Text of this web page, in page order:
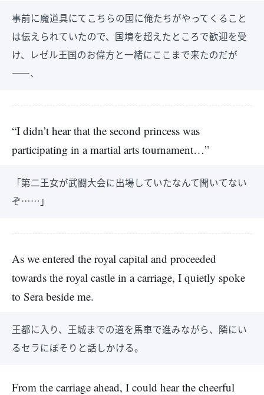
事前に魔道具にてこちらの国に俺たちがやってくること
は伝えられていたので、国境を超えたところで歓迎を受
け、レゼル王国のお偉方と一緒にここまで来たのだが
――、
“I didn’t hear that the second princess was
participating in a martial arts tournament…”
「第二王女が武闘大会に出場していたなんて聞いてない
ぞ……」
As we entered the royal capital and proceeded
towards the royal castle in a carriage, I quietly spoke
to Sera beside me.
王都に入り、王城までの道を馬車で進みながら、隣にい
るセラにぼそりと話しかける。
From the carriage ahead, I could hear the cheerful